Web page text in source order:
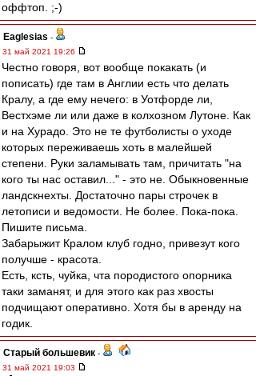
оффтоп. ;-)
Eaglesias -
31 май 2021 19:26
Честно говоря, вот вообще покакать (и
пописать) где там в Англии есть что делать
Кралу, а где ему нечего: в Уотфорде ли,
Вестхэме ли или даже в колхозном Лутоне. Как
и на Хурадо. Это не те футболисты о уходе
которых переживаешь хоть в малейшей
степени. Руки заламывать там, причитать "на
кого ты нас оставил..." - это не. Обыкновенные
ландскнехты. Достаточно пары строчек в
летописи и ведомости. Не более. Пока-пока.
Пишите письма.
Забарыжит Кралом клуб годно, привезут кого
получше - красота.
Есть, ксть, чуйка, чта породистого опорника
таки заманят, и для этого как раз хвосты
подчищают оперативно. Хотя бы в аренду на
годик.
Старый большевик -
31 май 2021 19:03